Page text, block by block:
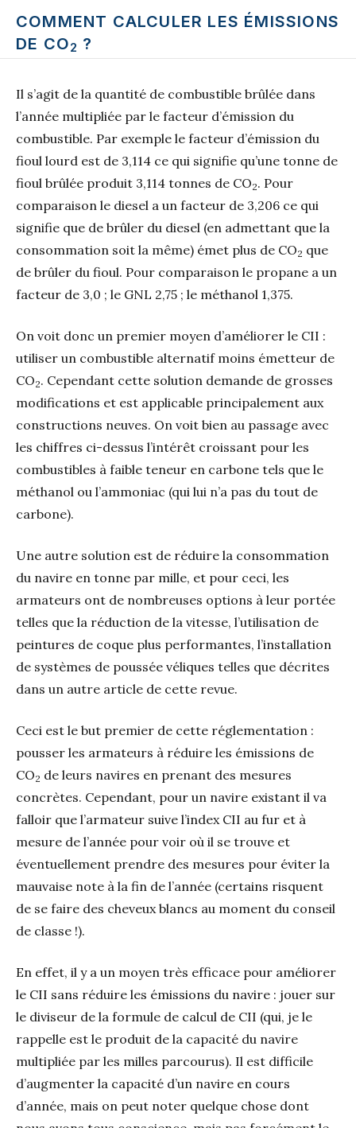
COMMENT CALCULER LES ÉMISSIONS
DE CO2 ?
Il s’agit de la quantité de combustible brûlée dans
l’année multipliée par le facteur d’émission du
combustible. Par exemple le facteur d’émission du
fioul lourd est de 3,114 ce qui signifie qu’une tonne de
fioul brûlée produit 3,114 tonnes de CO2. Pour
comparaison le diesel a un facteur de 3,206 ce qui
signifie que de brûler du diesel (en admettant que la
consommation soit la même) émet plus de CO2 que
de brûler du fioul. Pour comparaison le propane a un
facteur de 3,0 ; le GNL 2,75 ; le méthanol 1,375.
On voit donc un premier moyen d’améliorer le CII :
utiliser un combustible alternatif moins émetteur de
CO2. Cependant cette solution demande de grosses
modifications et est applicable principalement aux
constructions neuves. On voit bien au passage avec
les chiffres ci-dessus l’intérêt croissant pour les
combustibles à faible teneur en carbone tels que le
méthanol ou l’ammoniac (qui lui n’a pas du tout de
carbone).
Une autre solution est de réduire la consommation
du navire en tonne par mille, et pour ceci, les
armateurs ont de nombreuses options à leur portée
telles que la réduction de la vitesse, l’utilisation de
peintures de coque plus performantes, l’installation
de systèmes de poussée véliques telles que décrites
dans un autre article de cette revue.
Ceci est le but premier de cette réglementation :
pousser les armateurs à réduire les émissions de
CO2 de leurs navires en prenant des mesures
concrètes. Cependant, pour un navire existant il va
falloir que l’armateur suive l’index CII au fur et à
mesure de l’année pour voir où il se trouve et
éventuellement prendre des mesures pour éviter la
mauvaise note à la fin de l’année (certains risquent
de se faire des cheveux blancs au moment du conseil
de classe !).
En effet, il y a un moyen très efficace pour améliorer
le CII sans réduire les émissions du navire : jouer sur
le diviseur de la formule de calcul de CII (qui, je le
rappelle est le produit de la capacité du navire
multipliée par les milles parcourus). Il est difficile
d’augmenter la capacité d’un navire en cours
d’année, mais on peut noter quelque chose dont